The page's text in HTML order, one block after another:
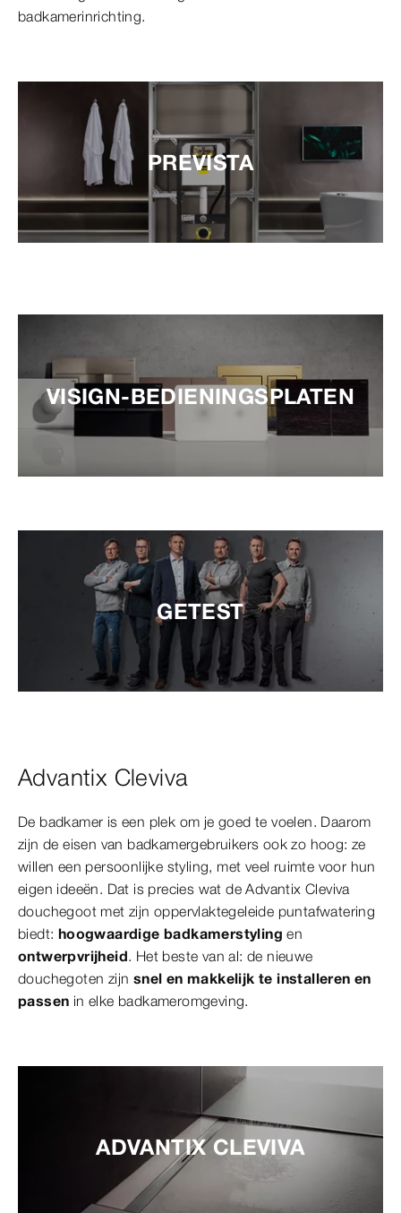
badkamerinrichting.
PREVISTA
VISIGN-BEDIENINGSPLATEN
GETEST
Advantix Cleviva
De badkamer is een plek om je goed te voelen. Daarom
zijn de eisen van badkamergebruikers ook zo hoog: ze
willen een persoonlijke styling, met veel ruimte voor hun
eigen ideeën. Dat is precies wat de Advantix Cleviva
douchegoot met zijn oppervlaktegeleide puntafwatering
biedt: hoogwaardige badkamerstyling en
ontwerpvrijheid. Het beste van al: de nieuwe
douchegoten zijn snel en makkelijk te installeren en
passen in elke badkameromgeving.
ADVANTIX CLEVIVA